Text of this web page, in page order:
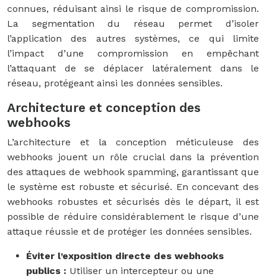
connues, réduisant ainsi le risque de compromission.
La segmentation du réseau permet d’isoler
l’application des autres systèmes, ce qui limite
l’impact d’une compromission en empêchant
l’attaquant de se déplacer latéralement dans le
réseau, protégeant ainsi les données sensibles.
Architecture et conception des
webhooks
L’architecture et la conception méticuleuse des
webhooks jouent un rôle crucial dans la prévention
des attaques de webhook spamming, garantissant que
le système est robuste et sécurisé. En concevant des
webhooks robustes et sécurisés dès le départ, il est
possible de réduire considérablement le risque d’une
attaque réussie et de protéger les données sensibles.
Éviter l’exposition directe des webhooks
publics : Utiliser un intercepteur ou une